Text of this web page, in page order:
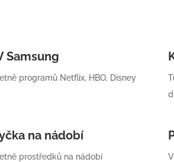
Samsung
programů Netflix, HBO, Disney
na nádobí
prostředků na nádobí